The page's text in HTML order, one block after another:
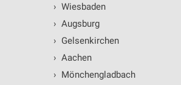
› Wiesbaden
› Augsburg
› Gelsenkirchen
› Aachen
› Mönchengladbach